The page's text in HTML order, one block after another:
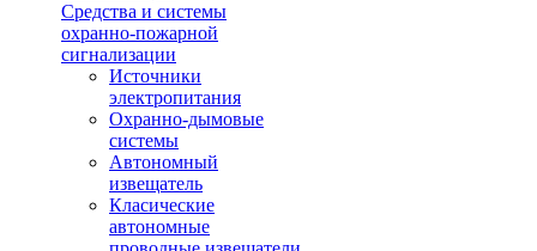
Средства и системы
охранно-пожарной
сигнализации
Источники
электропитания
Охранно-дымовые
системы
Автономный
извещатель
Класические
автономные